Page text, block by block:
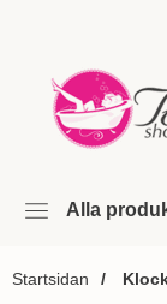
Alla
Startsidan